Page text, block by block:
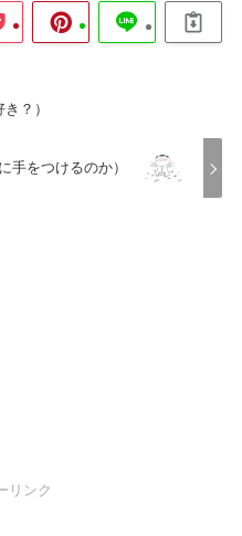
？）
手をつけるのか）
リンク